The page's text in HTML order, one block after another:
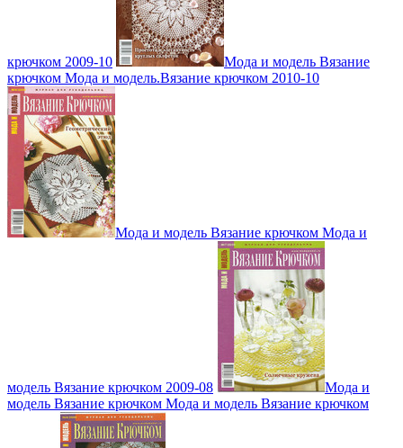
крючком 2009-10
Мода и модель Вязание
крючком Мода и модель.Вязание крючком 2010-10
Мода и модель Вязание крючком Мода и
модель Вязание крючком 2009-08
Мода и
модель Вязание крючком Мода и модель Вязание крючком